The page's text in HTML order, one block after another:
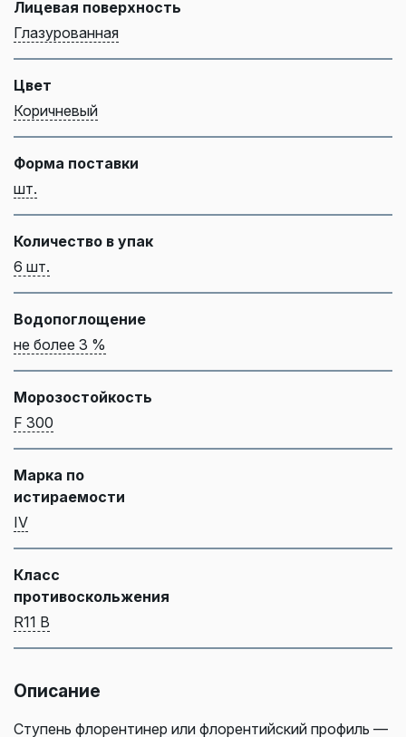
Лицевая поверхность
Глазурованная
Цвет
Коричневый
Форма поставки
шт.
Количество в упак
6 шт.
Водопоглощение
не более 3 %
Морозостойкость
F 300
Марка по
истираемости
IV
Класс
противоскольжения
R11 В
Описание
Ступень флорентинер или флорентийский профиль —